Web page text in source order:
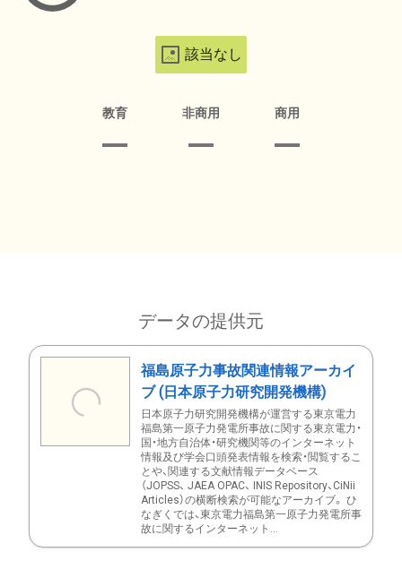
該当なし
教育 非商用 商用
データの提供元
福島原子力事故関連情報アーカイ
ブ (日本原子力研究開発機構)
日本原子力研究開発機構が運営する東京電力
福島第一原子力発電所事故に関する東京電力・
国・地方自治体・研究機関等のインターネット
情報及び学会口頭発表情報を検索・閲覧するこ
とや、関連する文献情報データベース
（JOPSS、 JAEA OPAC、 INIS Repository、CiNii
Articles）の横断検索が可能なアーカイブ。 ひ
なぎくでは、東京電力福島第一原子力発電所事
故に関するインターネット...